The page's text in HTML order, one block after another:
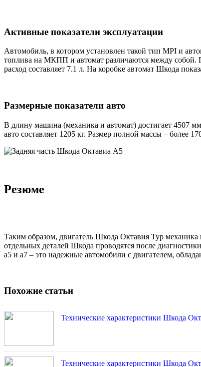
Активные показатели эксплуатации
Автомобиль, в котором установлен такой тип MPI и
топлива на МКПП и автомат различаются между собой.
расход составляет 7.1 л. На коробке автомат Шкода
Размерные показатели авто
В длину машина (механика и автомат) достигает 4507
авто составляет 1205 кг. Размер полной массы – более
Резюме
Таким образом, двигатель Шкода Октавия Тур
отдельных деталей Шкода проводятся после
а5 и а7 – это надежные автомобили с двигателем,
Похожие статьи
Технические характеристики Шкода
Технические характеристики Шкода